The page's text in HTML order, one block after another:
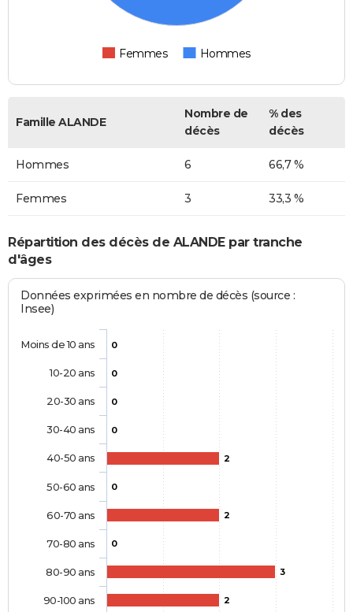
Femmes Hommes
Famille ALANDE
Nombre de
décès
% des
décès
Hommes 6 66,7 %
Femmes 3 33,3 %
Répartition des décès de ALANDE par tranche
d'âges
Données exprimées en nombre de décès (source :
Insee)
0
0
0
0
2
0
2
0
3
2
Moins de 10 ans
10-20 ans
20-30 ans
30-40 ans
40-50 ans
50-60 ans
60-70 ans
70-80 ans
80-90 ans
90-100 ans